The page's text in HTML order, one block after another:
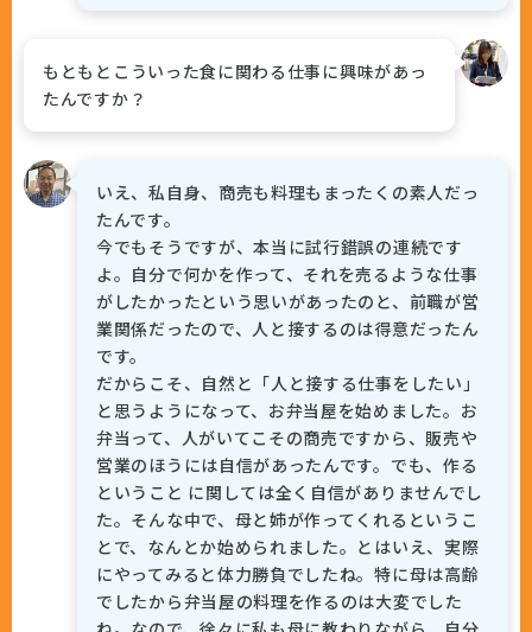
もともとこういった食に関わる仕事に興味があっ
たんですか？
いえ、私自身、商売も料理もまったくの素人だっ
たんです。
今でもそうですが、本当に試行錯誤の連続です
よ。自分で何かを作って、それを売るような仕事
がしたかったという思いがあったのと、前職が営
業関係だったので、人と接するのは得意だったん
です。
だからこそ、自然と「人と接する仕事をしたい」
と思うようになって、お弁当屋を始めました。お
弁当って、人がいてこその商売ですから、販売や
営業のほうには自信があったんです。でも、作る
ということ に関しては全く自信がありませんでし
た。そんな中で、母と姉が作ってくれるというこ
とで、なんとか始められました。とはいえ、実際
にやってみると体力勝負でしたね。特に母は高齢
でしたから弁当屋の料理を作るのは大変でした